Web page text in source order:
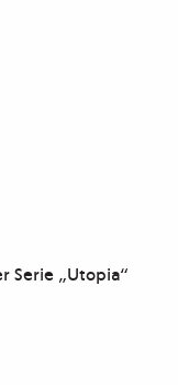
Serie „Utopia“